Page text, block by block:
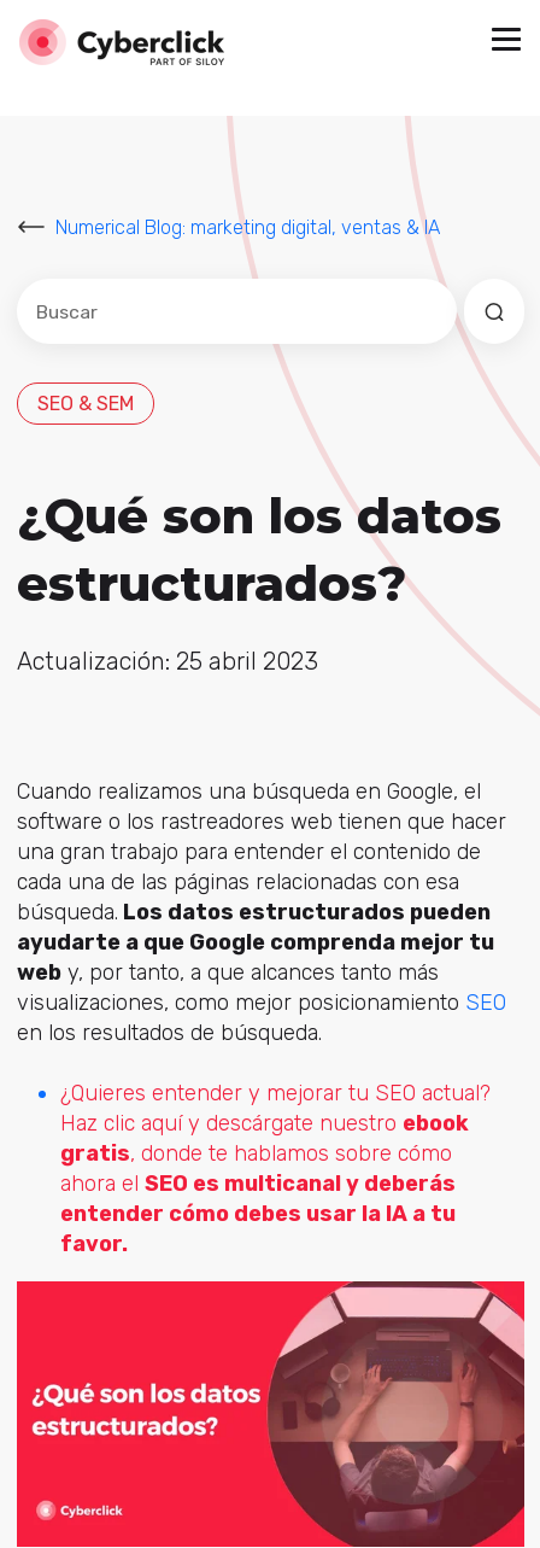
Numerical Blog: marketing digital, ventas & IA
Este es un campo de búsqueda con una función de
No hay sugerencias porque el campo de
SEO & SEM
¿Qué son los datos
estructurados?
Actualización: 25 abril 2023
Cuando realizamos una búsqueda en Google, el
software o los rastreadores web tienen que hacer
una gran trabajo para entender el contenido de
cada una de las páginas relacionadas con esa
búsqueda. Los datos estructurados pueden
ayudarte a que Google comprenda mejor tu
weby, por tanto, a que alcances tanto más
visualizaciones, como mejor posicionamiento SEO
en los resultados de búsqueda.
¿Quieres entender y mejorar tu SEO actual?
Haz clic aquí y descárgate nuestro ebook
gratis, donde te hablamos sobre cómo
ahora el SEO es multicanal y deberás
entender cómo debes usar la IA a tu
favor.